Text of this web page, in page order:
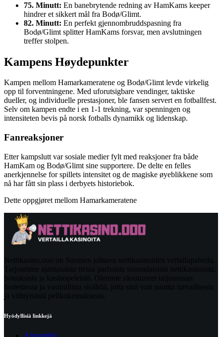
75. Minutt: En banebrytende redning av HamKams keeper
hindrer et sikkert mål fra Bodø/Glimt.
82. Minutt: En perfekt gjennombruddspasning fra
Bodø/Glimt splitter HamKams forsvar, men avslutningen
treffer stolpen.
Kampens Høydepunkter
Kampen mellom Hamarkameratene og Bodø/Glimt levde virkelig
opp til forventningene. Med uforutsigbare vendinger, taktiske
dueller, og individuelle prestasjoner, ble fansen servert en fotballfest.
Selv om kampen endte i en 1-1 trekning, var spenningen og
intensiteten bevis på norsk fotballs dynamikk og lidenskap.
Fanreaksjoner
Etter kampslutt var sosiale medier fylt med reaksjoner fra både
HamKam og Bodø/Glimt sine supportere. De delte en felles
anerkjennelse for spillets intensitet og de magiske øyeblikkene som
nå har fått sin plass i derbyets historiebok.
Dette oppgjøret mellom Hamarkameratene
Nettikasino.ooo on Suomen johtava nettikasinoiden vertailupalvelu.
Tarjoamme ajantasaista tietoa parhaista suomalaisista nettikasinoista,
bonuksista ja kasinopeleistä. Olemme sitoutuneet tarjoamaan
luotettavaa ja vastuullista sisältöä, jotta sinä voit nauttia turvallisesta
ja viihtyisästä pelikokemuksesta.
Hyödyllisiä linkkejä
Arvostelut